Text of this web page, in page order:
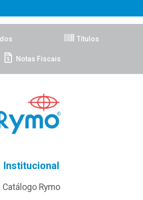
Títulos
Notas Fiscais
Institucional
Catálogo Rymo